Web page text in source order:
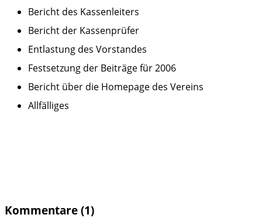
Bericht des Kassenleiters
Bericht der Kassenprüfer
Entlastung des Vorstandes
Festsetzung der Beiträge für 2006
Bericht über die Homepage des Vereins
Allfälliges
Kommentare (1)